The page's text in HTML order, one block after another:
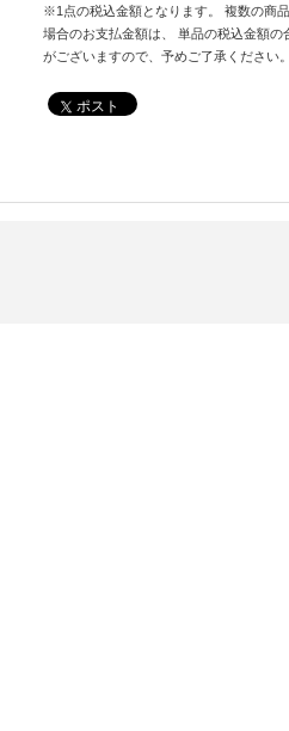
※1点の税込金額となります。 複数の商
場合のお支払金額は、 単品の税込金額の
がございますので、予めご了承ください。
ポスト